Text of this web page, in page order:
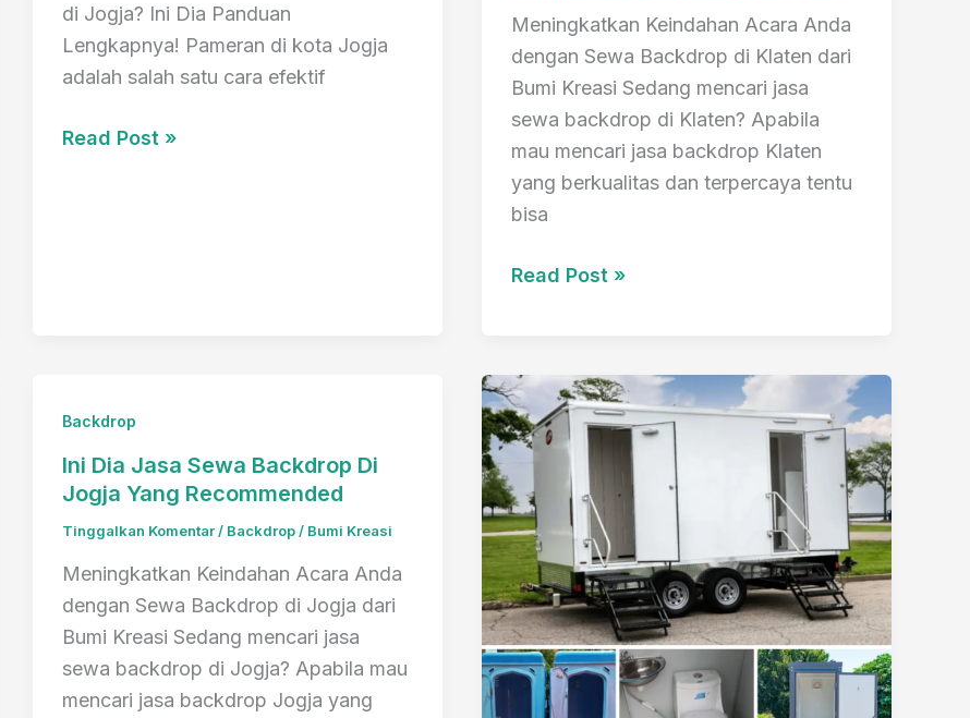
di Jogja? Ini Dia Panduan
Lengkapnya! Pameran di kota Jogja
adalah salah satu cara efektif
Jasa
Read Post »
Meningkatkan Keindahan Acara Anda
dengan Sewa Backdrop di Klaten dari
Bumi Kreasi Sedang mencari jasa
sewa backdrop di Klaten? Apabila
mau mencari jasa backdrop Klaten
yang berkualitas dan terpercaya tentu
bisa
Cari
Di
Klaten
Recommended?
Ini
Ahlinya
Read Post »
Backdrop
Ini Dia Jasa Sewa Backdrop Di
Jogja Yang Recommended
Tinggalkan Komentar/ Backdrop/ Bumi Kreasi
Meningkatkan Keindahan Acara Anda
dengan Sewa Backdrop di Jogja dari
Bumi Kreasi Sedang mencari jasa
sewa backdrop di Jogja? Apabila mau
mencari jasa backdrop Jogja yang